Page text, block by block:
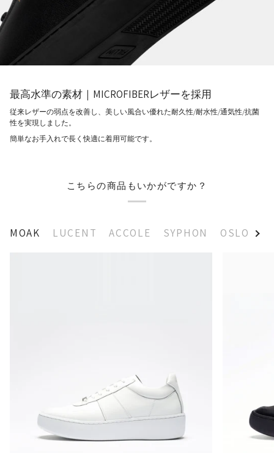
最高水準の素材｜MICROFIBERレザーを採用
従来レザーの弱点を改善し、美しい風合い優れた耐久性/耐水性/通気性/抗菌
性を実現しました。
簡単なお手入れで長く快適に着用可能です。
こちらの商品もいかがですか？
MOAK LUCENT ACCOLE SYPHON OSLO